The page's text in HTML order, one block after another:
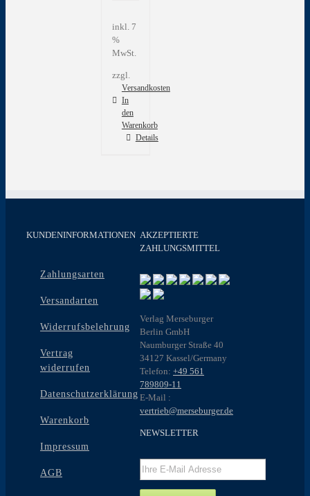
inkl. 7
%
MwSt.
zzgl.
Versandkosten
In
den
Warenkorb
Details
KUNDENINFORMATIONEN
Zahlungsarten
Versandarten
Widerrufsbelehrung
Vertrag
widerrufen
Datenschutzerklärung
Warenkorb
Impressum
AGB
AKZEPTIERTE
ZAHLUNGSMITTEL
Verlag Merseburger
Berlin GmbH
Naumburger Straße 40
34127 Kassel/Germany
Telefon: +49 561
789809-11
E-Mail :
vertrieb@merseburger.de
NEWSLETTER